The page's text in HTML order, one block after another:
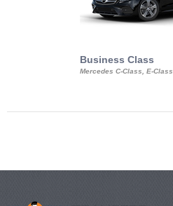
Business Class
Mercedes C-Class, E-Class